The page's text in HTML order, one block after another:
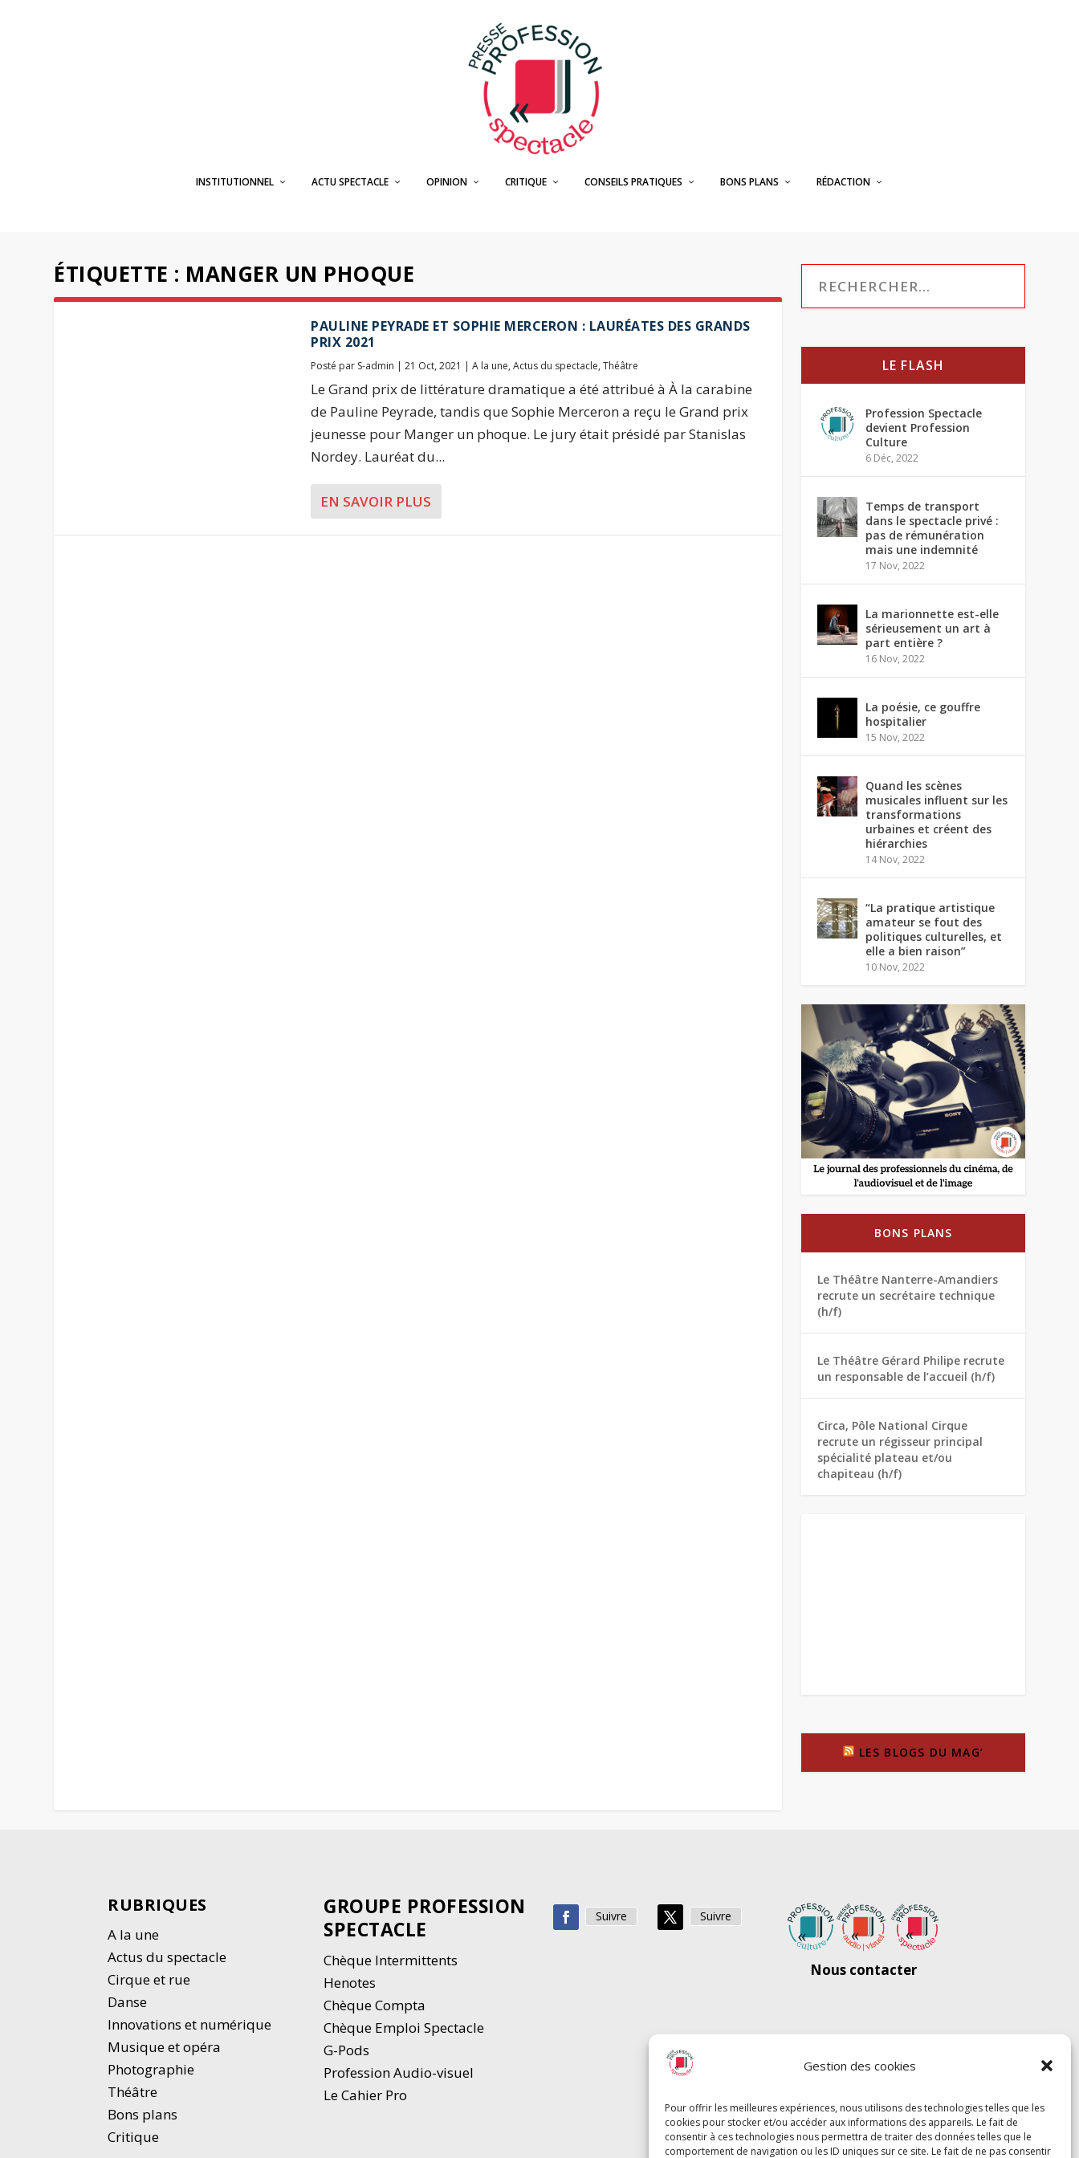
Gestion des cookies
Pour offrir les meilleures expériences, nous utilisons des technologies telles que les
cookies pour stocker et/ou accéder aux informations des appareils. Le fait de
consentir à ces technologies nous permettra de traiter des données telles que le
comportement de navigation ou les ID uniques sur ce site. Le fait de ne pas consentir
INSTITUTIONNEL ACTU SPECTACLE OPINION CRITIQUE CONSEILS PRATIQUES BONS PLANS RÉDACTION
ÉTIQUETTE : MANGER UN PHOQUE
PAULINE PEYRADE ET SOPHIE MERCERON : LAURÉATES DES GRANDS
PRIX 2021
Posté par S-admin |21 Oct, 2021 |A la une,Actus du spectacle,Théâtre
Le Grand prix de littérature dramatique a été attribué à À la carabine
de Pauline Peyrade, tandis que Sophie Merceron a reçu le Grand prix
jeunesse pour Manger un phoque. Le jury était présidé par Stanislas
Nordey. Lauréat du...
EN SAVOIR PLUS
LE FLASH
Profession Spectacle
devient Profession
Culture
6 Déc, 2022
Temps de transport
dans le spectacle privé :
pas de rémunération
mais une indemnité
17 Nov, 2022
La marionnette est-elle
sérieusement un art à
part entière ?
16 Nov, 2022
La poésie, ce gouffre
hospitalier
15 Nov, 2022
Quand les scènes
musicales influent sur les
transformations
urbaines et créent des
hiérarchies
14 Nov, 2022
“La pratique artistique
amateur se fout des
politiques culturelles, et
elle a bien raison”
10 Nov, 2022
BONS PLANS
Le Théâtre Nanterre-Amandiers
recrute un secrétaire technique
(h/f)
Le Théâtre Gérard Philipe recrute
un responsable de l’accueil (h/f)
Circa, Pôle National Cirque
recrute un régisseur principal
spécialité plateau et/ou
chapiteau (h/f)
LES BLOGS DU MAG’
RUBRIQUES
A la une
Actus du spectacle
Cirque et rue
Danse
Innovations et numérique
Musique et opéra
Photographie
Théâtre
Bons plans
Critique
GROUPE PROFESSION
SPECTACLE
Chèque Intermittents
Henotes
Chèque Compta
Chèque Emploi Spectacle
G-Pods
Profession Audio-visuel
Le Cahier Pro
Suivre Suivre
Nous contacter